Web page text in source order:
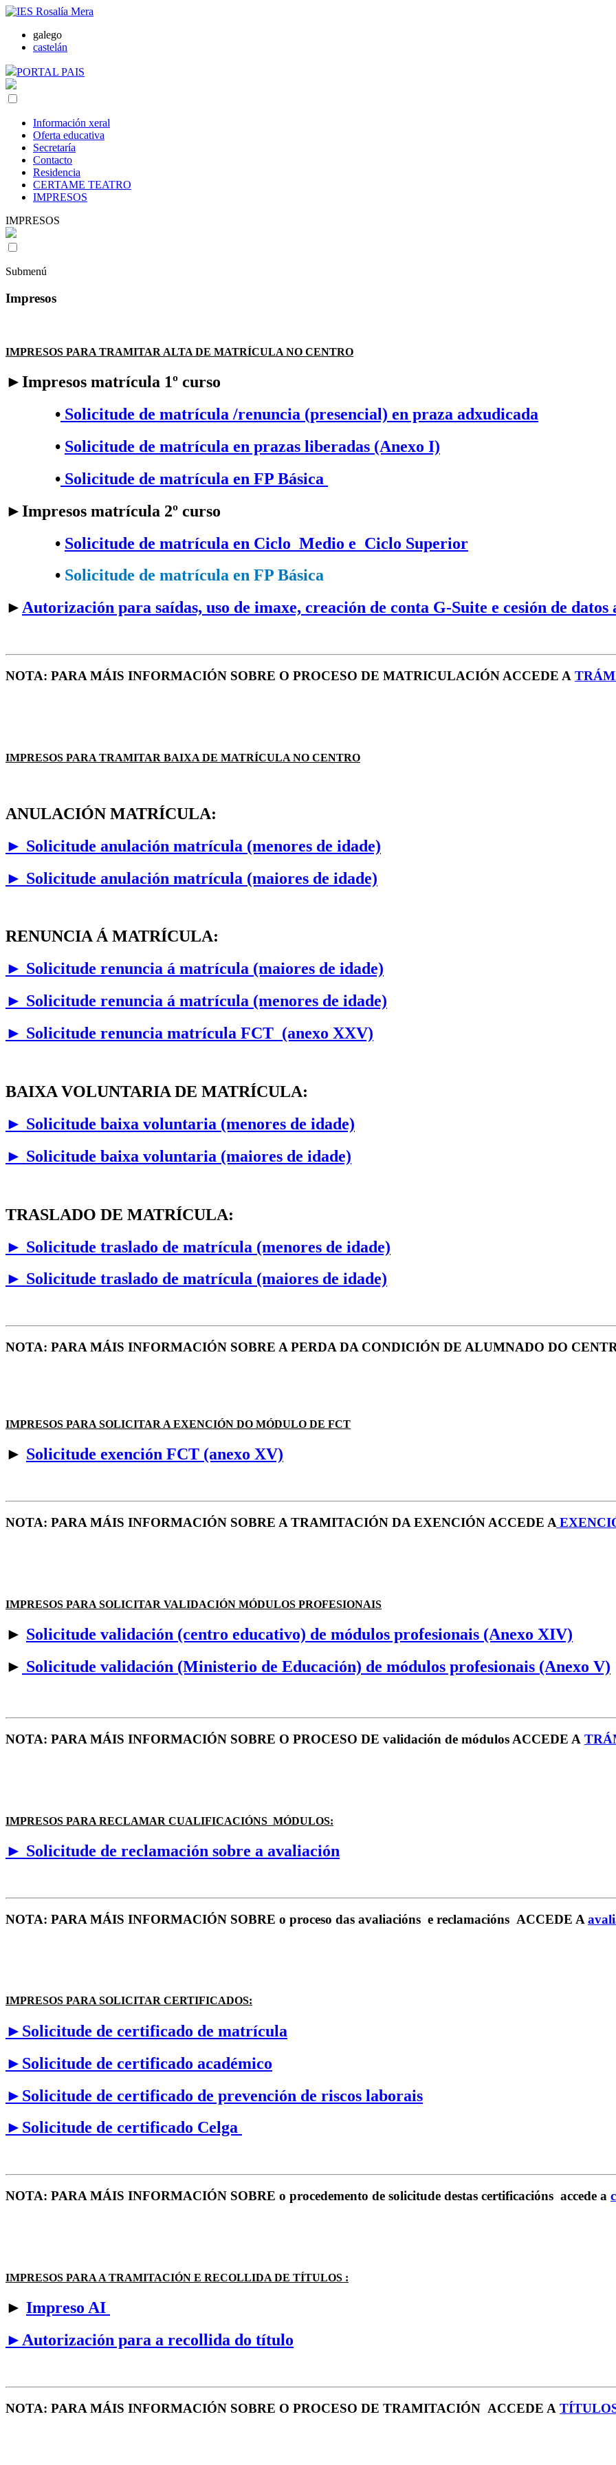
galego
castelán
PORTAL PAIS
Información xeral
Oferta educativa
Secretaría
Contacto
Residencia
CERTAME TEATRO
IMPRESOS
IMPRESOS
Submenú
Impresos
IMPRESOS PARA TRAMITAR ALTA DE MATRÍCULA NO CENTRO
►Impresos matrícula 1º curso
• Solicitude de matrícula /renuncia (presencial) en praza adxudicada
• Solicitude de matrícula en prazas liberadas (Anexo I)
• Solicitude de matrícula en FP Básica
►Impresos matrícula 2º curso
•​ Solicitude de matrícula en Ciclo Medio e Ciclo Superior
•​ Solicitude de matrícula en FP Básica
►Autorización para saídas, uso de imaxe, creación de conta G-Suite e cesión de datos
NOTA: PARA MÁIS INFORMACIÓN SOBRE O PROCESO DE MATRICULACIÓN ACCEDE A
IMPRESOS PARA TRAMITAR BAIXA DE MATRÍCULA NO CENTRO
ANULACIÓN MATRÍCULA:
► Solicitude anulación matrícula (menores de idade)
► Solicitude anulación matrícula (maiores de idade)
RENUNCIA Á MATRÍCULA:
► Solicitude renuncia á matrícula (maiores de idade)
► Solicitude renuncia á matrícula (menores de idade)
► Solicitude renuncia matrícula FCT (anexo XXV)
BAIXA VOLUNTARIA DE MATRÍCULA:
► Solicitude baixa voluntaria (menores de idade)
► Solicitude baixa voluntaria (maiores de idade)
TRASLADO DE MATRÍCULA:
► Solicitude traslado de matrícula (menores de idade)
► Solicitude traslado de matrícula (maiores de idade)
NOTA: PARA MÁIS INFORMACIÓN SOBRE A PERDA DA CONDICIÓN DE ALUMNADO DO
IMPRESOS PARA SOLICITAR A EXENCIÓN DO MÓDULO DE FCT
► Solicitude exención FCT (anexo XV)
NOTA: PARA MÁIS INFORMACIÓN SOBRE A TRAMITACIÓN DA EXENCIÓN ACCEDE A
IMPRESOS PARA SOLICITAR VALIDACIÓN MÓDULOS PROFESIONAIS
► Solicitude validación (centro educativo) de módulos profesionais (Anexo XIV)
► Solicitude validación (Ministerio de Educación) de módulos profesionais (Anexo V)
NOTA: PARA MÁIS INFORMACIÓN SOBRE O PROCESO DE validación de módulos ACCEDE A
IMPRESOS PARA RECLAMAR CUALIFICACIÓNS MÓDULOS:
► Solicitude de reclamación sobre a avaliación
NOTA: PARA MÁIS INFORMACIÓN SOBRE o proceso das avaliacións e reclamacións ACCEDE A
IMPRESOS PARA SOLICITAR CERTIFICADOS:
►Solicitude de certificado de matrícula
►Solicitude de certificado académico
►Solicitude de certificado de prevención de riscos laborais
►Solicitude de certificado Celga
NOTA: PARA MÁIS INFORMACIÓN SOBRE o procedemento de solicitude destas certificacións accede a
IMPRESOS PARA A TRAMITACIÓN E RECOLLIDA DE TÍTULOS :
► Impreso AI
►Autorización para a recollida do título
NOTA: PARA MÁIS INFORMACIÓN SOBRE O PROCESO DE TRAMITACIÓN ACCEDE A